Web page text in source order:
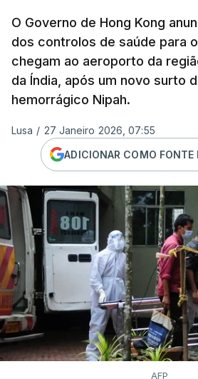
O Governo de Hong Kong
dos controlos de saúde para
chegam ao aeroporto da
da Índia, após um novo surto
hemorrágico Nipah.
Lusa / 27 Janeiro 2026, 07:55
ADICIONAR COMO FONTE
AFP